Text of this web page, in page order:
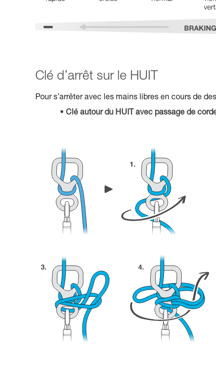
Clé d’arrêt sur le HUIT
Pour s’arrêter avec les mains libres en cours de
Clé autour du HUIT avec passage de